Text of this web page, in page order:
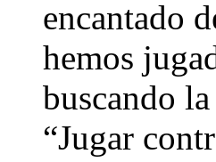
encantado
hemos
buscando
“Jugar